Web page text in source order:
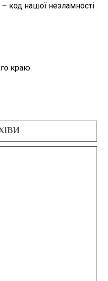
код нашої незламності
краю